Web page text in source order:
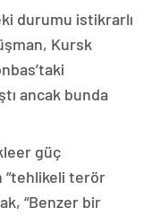
durumu istikrarlı
Kursk
ancak bunda
güç
“tehlikeli terör
“Benzer bir